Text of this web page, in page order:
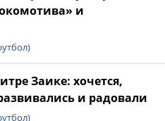
и
Заике: хочется,
и радовали